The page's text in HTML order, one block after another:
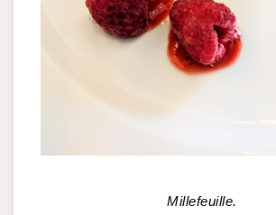
Millefeuille.